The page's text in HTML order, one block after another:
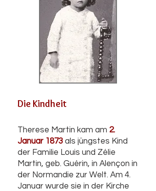
Die Kindheit
Therese Martin kam am 2.
Januar 1873 als jüngstes Kind
der Familie Louis und Zélie
Martin, geb. Guérin, in Alençon in
der Normandie zur Welt. Am 4.
Januar wurde sie in der Kirche